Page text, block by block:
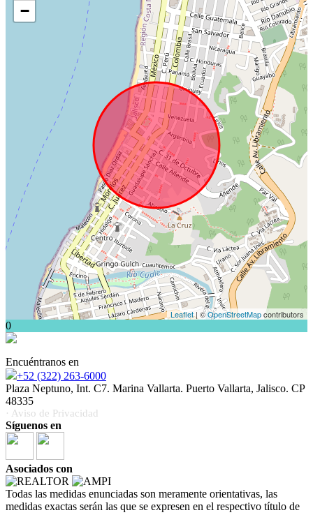
−
Leaflet| ©OpenStreetMapcontributors
0
Encuéntranos en
+52 (322) 263-6000
Plaza Neptuno, Int. C7. Marina Vallarta. Puerto Vallarta, Jalisco. CP
48335
· Aviso de Privacidad
Síguenos en
Asociados con
Todas las medidas enunciadas son meramente orientativas, las
medidas exactas serán las que se expresen en el respectivo título de